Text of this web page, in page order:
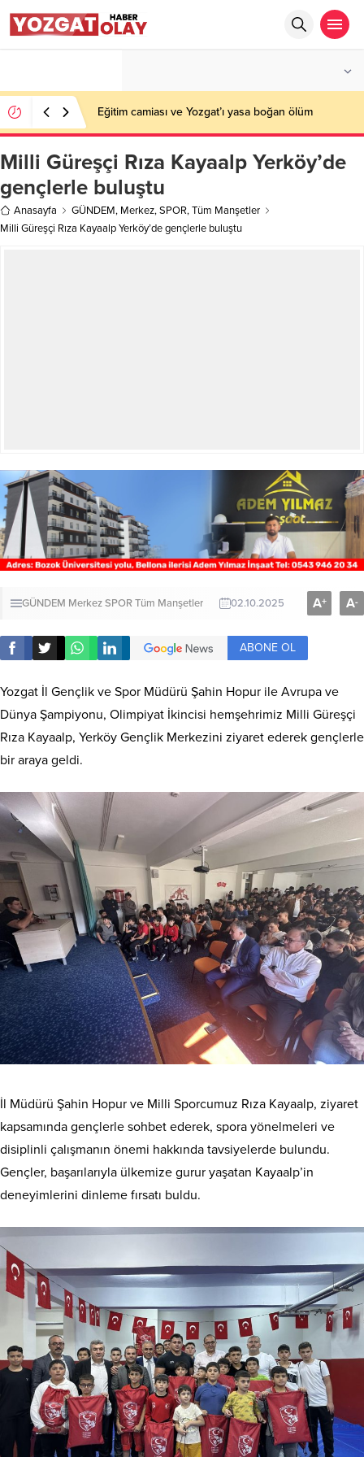
Eğitim camiası ve Yozgat’ı yasa boğan ölüm
Milli Güreşçi Rıza Kayaalp Yerköy’de
gençlerle buluştu
Anasayfa GÜNDEM, Merkez,SPOR,Tüm Manşetler
Milli Güreşçi Rıza Kayaalp Yerköy’de gençlerle buluştu
GÜNDEM MerkezSPORTüm Manşetler 02.10.2025 A+ A-
ABONE OL
Yozgat İl Gençlik ve Spor Müdürü Şahin Hopur ile Avrupa ve
Dünya Şampiyonu, Olimpiyat İkincisi hemşehrimiz Milli Güreşçi
Rıza Kayaalp, Yerköy Gençlik Merkezini ziyaret ederek gençlerle
bir araya geldi.
İl Müdürü Şahin Hopur ve Milli Sporcumuz Rıza Kayaalp, ziyaret
kapsamında gençlerle sohbet ederek, spora yönelmeleri ve
disiplinli çalışmanın önemi hakkında tavsiyelerde bulundu.
Gençler, başarılarıyla ülkemize gurur yaşatan Kayaalp’in
deneyimlerini dinleme fırsatı buldu.